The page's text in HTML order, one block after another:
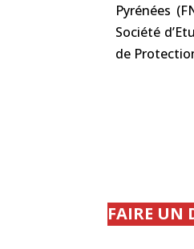
Pyrénées
Société
de
FAIRE UN